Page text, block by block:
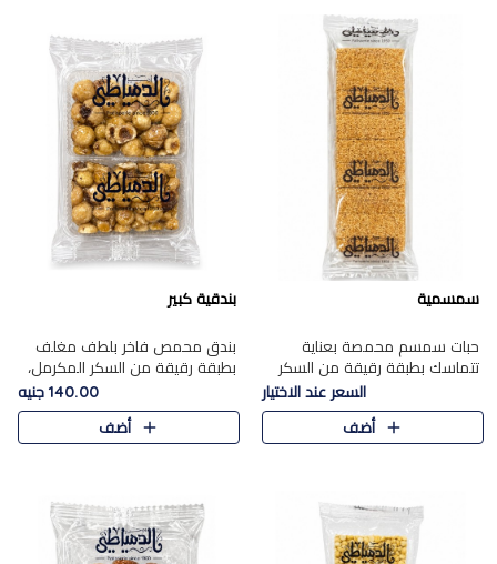
سمسمية
حبات سمسم محمصة بعناية
تتماسك بطبقة رقيقة من السكر
المكرمل، لتقدم طعم السمسم
المميز وقرمشتة التي ارتبطت ببهجة
المولد عبر الأجيال.
السعر عند الاختيار
أضف
بندقية كبير
بندق محمص فاخر بلطف مغلف
بطبقة رقيقة من السكر المكرمل،
يجمع بين النكهة الغنية ناتي
والقرمشة الراقية المرضية في
حلوى شرقية أنيقه بطابع مميز.
140.00 جنيه
أضف